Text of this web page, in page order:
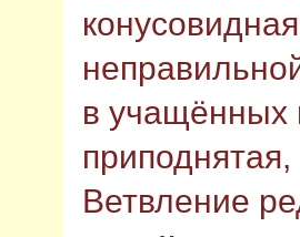
в учащённых
Ветвление